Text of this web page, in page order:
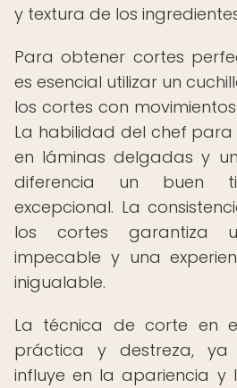
y textura de los
Para obtener cortes
es esencial utilizar un
los cortes con
La habilidad del chef
en láminas delgadas y
diferencia un buen
excepcional. La
los cortes garantiza
impecable y una
inigualable.
La técnica de corte en
práctica y destreza,
influye en la apariencia y